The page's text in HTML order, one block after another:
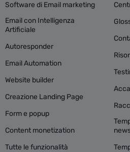
Software di Email marketing
Email con Intelligenza
Artificiale
Autoresponder
Email Automation
Website builder
Creazione Landing Page
Form e popup
Content monetization
Tutte le funzionalità